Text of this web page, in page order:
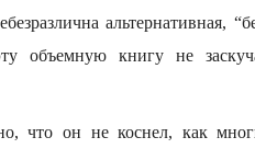
альтернативная,
объемную книгу не
что он не коснел, как